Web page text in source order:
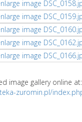
image gallery online at:
zuromin.pl/